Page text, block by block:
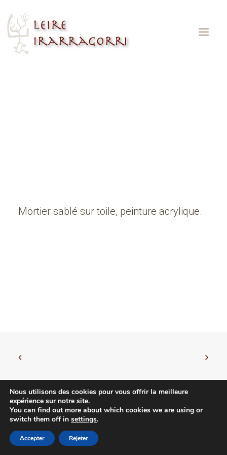
Mortier sablé sur toile, peinture acrylique.
© 2026 Leire Irarragorri. | Tous droits réservés.
Nous utilisons des cookies pour vous offrir la meilleure
expérience sur notre site.
You can find out more about which cookies we are using or
switch them off in settings.
Accepter Rejeter